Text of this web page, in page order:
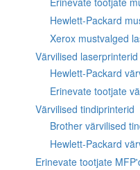
Hewlett-Packard
Xerox mustvalged
Värvilised laserprinterid
Hewlett-Packard
Erinevate tootjate
Värvilised tindiprinterid
Brother värvilised
Hewlett-Packard
Erinevate tootjate